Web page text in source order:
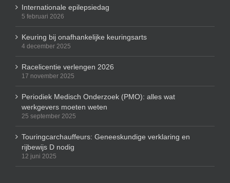
Internationale epilepsiedag
5 februari 2026
Keuring bij onafhankelijke keuringsarts
4 december 2025
Racelicentie verlengen 2026
17 november 2025
Periodiek Medisch Onderzoek (PMO): alles wat
werkgevers moeten weten
25 september 2025
Touringcarchauffeurs: Geneeskundige verklaring en
rijbewijs D nodig
12 juni 2025